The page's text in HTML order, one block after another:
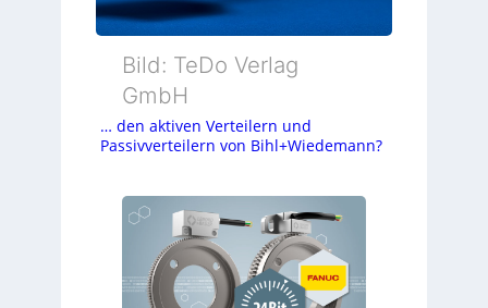
Bild: TeDo Verlag
GmbH
… den aktiven Verteilern und
Passivverteilern von Bihl+Wiedemann?